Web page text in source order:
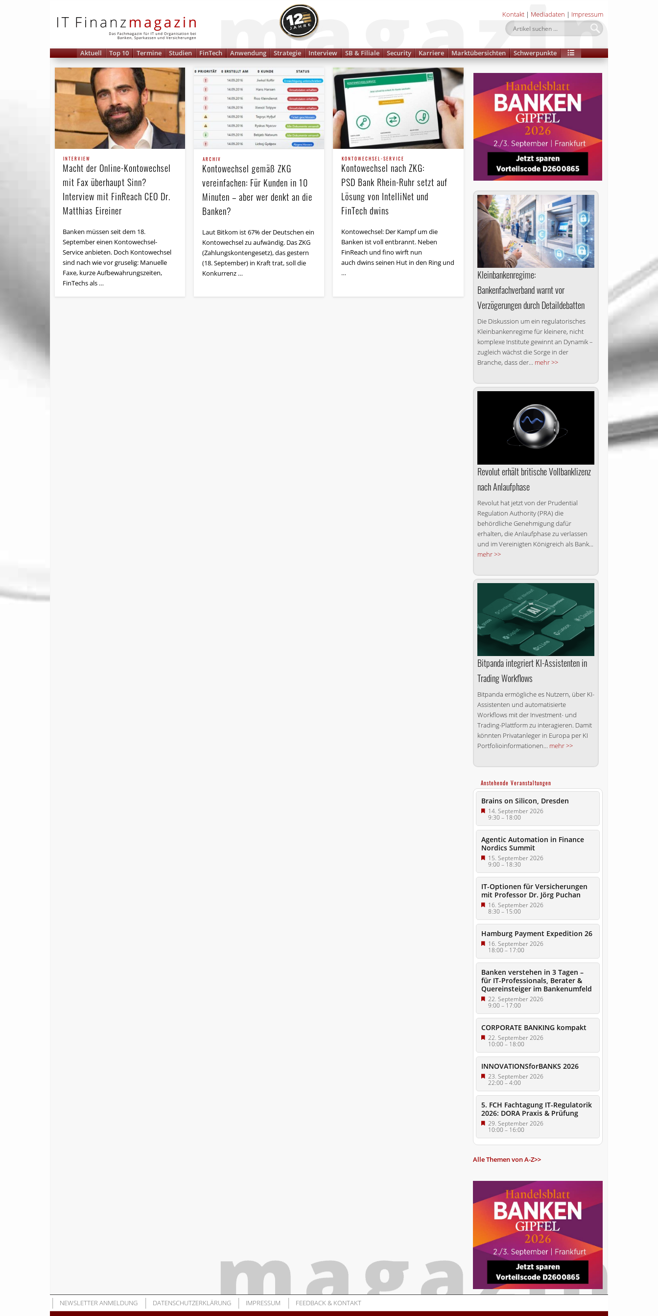
Kontakt | Mediadaten | Impressum
Aktuell Top 10 Termine Studien FinTech Anwendung Strategie Interview SB & Filiale Security Karriere Marktübersichten Schwerpunkte
INTERVIEW
Macht der Online-Konto­wechsel
mit Fax überhaupt Sinn?
Interview mit FinReach CEO Dr.
Matthias Eireiner
Banken müssen seit dem 18.
September einen Kontowechsel-
Service anbieten. Doch Kontowechsel
sind nach wie vor gruselig: Manuelle
Faxe, kurze Aufbewahrungszeiten,
FinTechs als …
ARCHIV
Kontowechsel gemäß ZKG
vereinfachen: Für Kunden in 10
Minuten – aber wer denkt an die
Banken?
Laut Bitkom ist 67% der Deutschen ein
Kontowechsel zu aufwändig. Das ZKG
(Zahlungskontengesetz), das gestern
(18. September) in Kraft trat, soll die
Konkurrenz …
KONTOWECHSEL-SERVICE
Kontowechsel nach ZKG:
PSD Bank Rhein-Ruhr setzt auf
Lösung von IntelliNet und
FinTech dwins
Kontowechsel: Der Kampf um die
Banken ist voll entbrannt. Neben
FinReach und fino wirft nun
auch dwins seinen Hut in den Ring und
…
Kleinbankenregime:
Bankenfachverband warnt vor
Verzögerungen durch Detaildebatten
Die Diskussion um ein regu­latorisches
Kleinbankenregime für kleinere, nicht
komplexe Institute gewinnt an Dynamik –
zugleich wächst die Sorge in der
Branche, dass der... mehr >>
Revolut erhält britische Vollbanklizenz
nach Anlaufphase
Revolut hat jetzt von der Prudential
Regulation Authority (PRA) die
behördliche Genehmigung dafür
erhalten, die Anlaufphase zu verlassen
und im Vereinigten Königreich als Bank...
mehr >>
Bitpanda integriert KI-Assistenten in
Trading Workflows
Bitpanda ermögliche es Nutzern, über KI-
Assistenten und automatisierte
Workflows mit der Investment- und
Trading-Plattform zu interagieren. Damit
könnten Privatanleger in Europa per KI
Portfolioinformationen... mehr >>
Anstehende Veranstaltungen
Brains on Silicon, Dresden
14. September 2026
9:30–18:00
Agentic Automation in Finance
Nordics Summit
15. September 2026
9:00–18:30
IT-Optionen für Versicherungen
mit Professor Dr. Jörg Puchan
16. September 2026
8:30–15:00
Hamburg Payment Expedition 26
16. September 2026
18:00– 17:00
Banken verstehen in 3 Tagen –
für IT-Professionals, Berater &
Quereinsteiger im Bankenumfeld
22. September 2026
9:00–17:00
CORPORATE BANKING kompakt
22. September 2026
10:00– 18:00
INNOVATIONSforBANKS 2026
23. September 2026
22:00–4:00
5. FCH Fachtagung IT-Regulatorik
2026: DORA Praxis & Prüfung
29. September 2026
10:00– 16:00
Alle Themen von A-Z>>
NEWSLETTER ANMELDUNG DATENSCHUTZERKLÄRUNG IMPRESSUM FEEDBACK & KONTAKT